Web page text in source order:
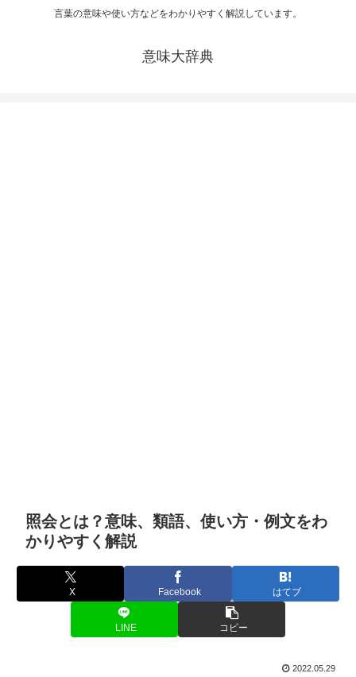
言葉の意味や使い方などをわかりやすく解説しています。
意味大辞典
照会とは？意味、類語、使い方・例文をわ
かりやすく解説
X Facebook はてブ
LINE コピー
2022.05.29